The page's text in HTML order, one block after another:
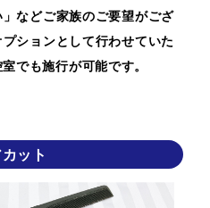
などご家族のご要望がござ
ションとして行わせていた
でも施行が可能です。
ット